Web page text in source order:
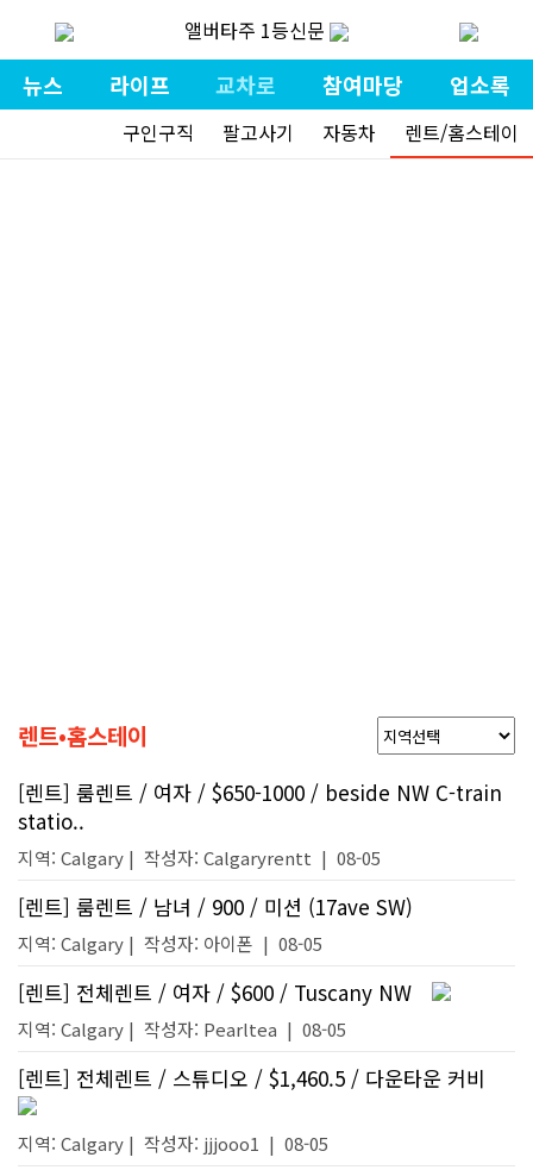
앨버타주 1등신문
뉴스 라이프 교차로 참여마당 업소록
구인구직 팔고사기 자동차 렌트/홈스테이
렌트•홈스테이
[렌트] 룸렌트 / 여자 / $650-1000 / beside NW C-train
statio..
지역: Calgary | 작성자: Calgaryrentt | 08-05
[렌트] 룸렌트 / 남녀 / 900 / 미션 (17ave SW)
지역: Calgary | 작성자: 아이폰 | 08-05
[렌트] 전체렌트 / 여자 / $600 / Tuscany NW
지역: Calgary | 작성자: Pearltea | 08-05
[렌트] 전체렌트 / 스튜디오 / $1,460.5 / 다운타운 커비
지역: Calgary | 작성자: jjjooo1 | 08-05